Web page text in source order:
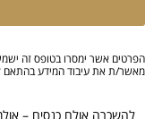
להשכרה אולם כנסים –
הפרטים אשר ימסרו בטופס זה
מאשר/ת את עיבוד המידע בהתאם